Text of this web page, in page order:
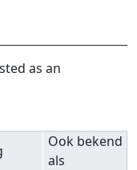
as an
Ook bekend
als